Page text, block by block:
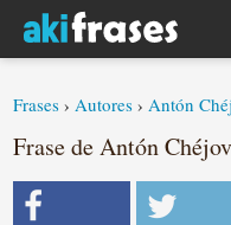
Frases ›Autores ›Antón
Frase de Antón Chéjov